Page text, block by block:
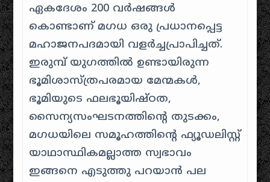
ഏകദേശം 200 വർഷങ്ങൾ
കൊണ്ടാണ്‌ മഗധ ഒരു പ്രധാനപ്പെട്ട
മഹാജനപദമായി വളർച്ചപ്രാപിച്ചത്.
ഇരുമ്പ് യുഗത്തിൽ ഉണ്ടായിരുന്ന
ഭൂമിശാസ്ത്രപരമായ മേന്മകൾ,
ഭൂമിയുടെ ഫലഭൂയിഷ്ഠത,
സൈന്യസംഘടനത്തിന്റെ തുടക്കം,
മഗധയിലെ സമൂഹത്തിന്റെ ഫ്യൂഡലിസ്റ്റ്
യാഥാസ്ഥികമല്ലാത്ത സ്വഭാവം
ഇങ്ങനെ എടുത്തു പറയാൻ പല